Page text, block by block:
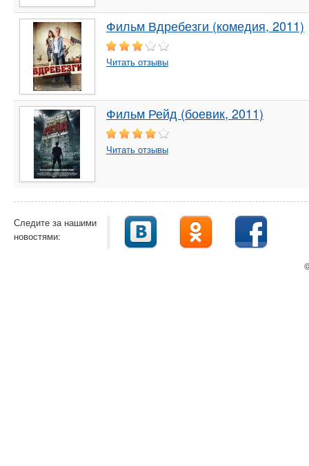
Фильм Вдребезги (комедия, 2011)
Читать отзывы
Фильм Рейд (боевик, 2011)
Читать отзывы
Следите за нашими
новостями: